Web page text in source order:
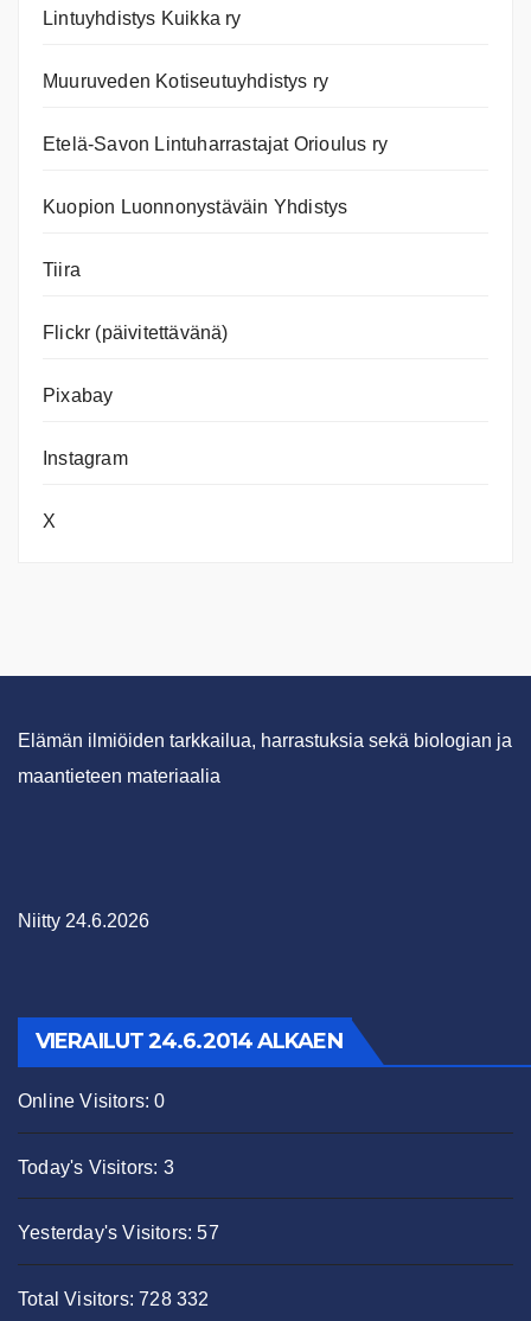
Lintuyhdistys Kuikka ry
Muuruveden Kotiseutuyhdistys ry
Etelä-Savon Lintuharrastajat Orioulus ry
Kuopion Luonnonystäväin Yhdistys
Tiira
Flickr (päivitettävänä)
Pixabay
Instagram
X
Elämän ilmiöiden tarkkailua, harrastuksia sekä biologian ja
maantieteen materiaalia
Niitty 24.6.2026
VIERAILUT 24.6.2014 ALKAEN
Online Visitors:0
Today's Visitors: 3
Yesterday's Visitors:57
Total Visitors:728 332